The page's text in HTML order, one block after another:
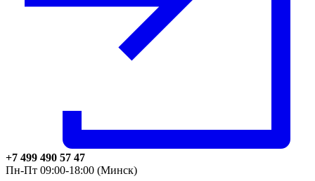
+7 499 490 57 47
Пн-Пт 09:00-18:00 (Минск)